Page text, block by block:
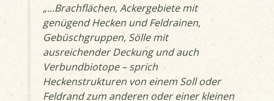
„…Brachflächen, Ackergebiete mit
genügend Hecken und Feldrainen,
Gebüschgruppen, Sölle mit
ausreichender Deckung und auch
Verbundbiotope – sprich
Heckenstrukturen von einem Soll oder
Feldrand zum anderen oder einer kleinen